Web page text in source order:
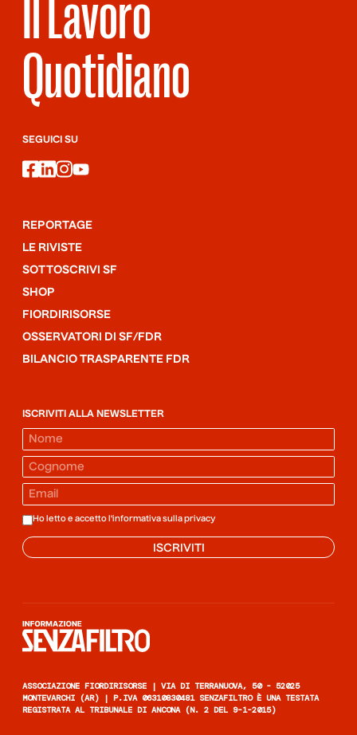
Il Lavoro
Quotidiano
SEGUICI SU
facebook
linkedin
instagram
youtube
REPORTAGE
LE RIVISTE
SOTTOSCRIVI SF
SHOP
FIORDIRISORSE
OSSERVATORI DI SF/FDR
BILANCIO TRASPARENTE FDR
ISCRIVITI ALLA NEWSLETTER
Ho letto e accetto l'informativa sulla privacy
ISCRIVITI
ASSOCIAZIONE FIORDIRISORSE | VIA DI TERRANUOVA, 50 - 52025
MONTEVARCHI (AR) | P.IVA 06310830481 SENZAFILTRO È UNA TESTATA
REGISTRATA AL TRIBUNALE DI ANCONA (N. 2 DEL 9-1-2015)